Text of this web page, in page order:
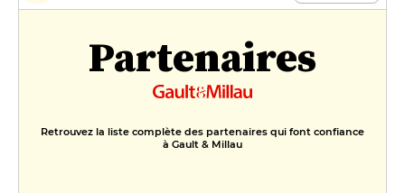
Partenaires
Retrouvez la liste complète des partenaires qui font confiance
à Gault & Millau